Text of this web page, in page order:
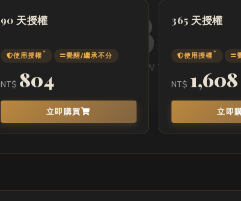
90 天授權
使用授權* 覺醒/繼承不分
NT$ 804
立即購買
365 天授權
使用授權*
NT$ 1,608
立即